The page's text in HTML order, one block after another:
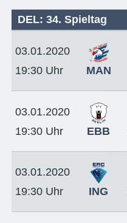
DEL: 34. Spieltag
03.01.2020
19:30 Uhr
MAN
03.01.2020
19:30 Uhr
EBB
03.01.2020
19:30 Uhr
ING